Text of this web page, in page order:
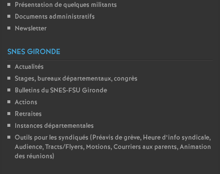
Présentation de quelques militants
Documents admninistratifs
Newsletter
SNES GIRONDE
Actualités
Stages, bureaux départementaux, congrès
Bulletins du SNES-FSU Gironde
Actions
Retraites
Instances départementales
Outils pour les syndiqués (Préavis de grève, Heure d’info syndicale,
Audience, Tracts/Flyers, Motions, Courriers aux parents, Animation
des réunions)